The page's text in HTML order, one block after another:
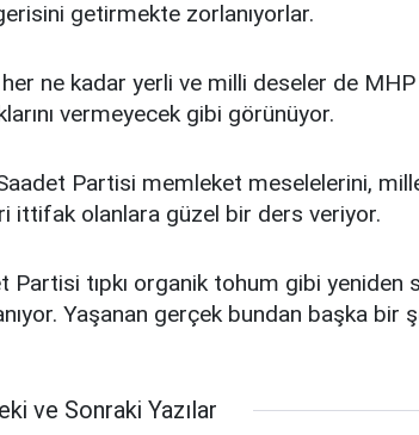
getirmekte zorlanıyorlar.
her ne kadar yerli ve milli deseler de
vermeyecek gibi görünüyor.
Partisi memleket meselelerini,
ittifak olanlara güzel bir ders veriyor.
Partisi tıpkı organik tohum gibi yeniden
Yaşanan gerçek bundan başka bir
ve Sonraki Yazılar